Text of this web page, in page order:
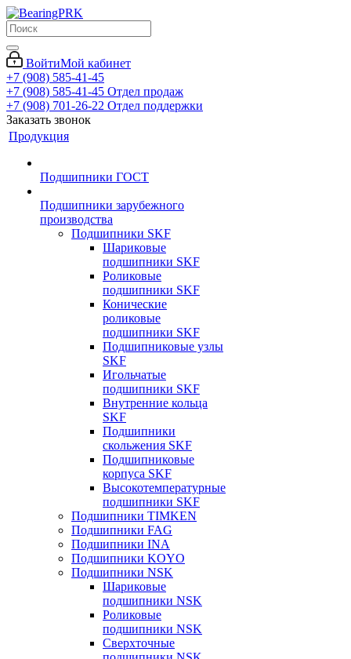
ВойтиМой кабинет
+7 (908) 585-41-45
+7 (908) 585-41-45 Отдел продаж
+7 (908) 701-26-22 Отдел поддержки
Заказать звонок
Продукция
Подшипники ГОСТ
Подшипники зарубежного
производства
Подшипники SKF
Шариковые
подшипники SKF
Роликовые
подшипники SKF
Конические
роликовые
подшипники SKF
Подшипниковые узлы
SKF
Игольчатые
подшипники SKF
Внутренние кольца
SKF
Подшипники
скольжения SKF
Подшипниковые
корпуса SKF
Высокотемпературные
подшипники SKF
Подшипники TIMKEN
Подшипники FAG
Подшипники INA
Подшипники KOYO
Подшипники NSK
Шариковые
подшипники NSK
Роликовые
подшипники NSK
Сверхточные